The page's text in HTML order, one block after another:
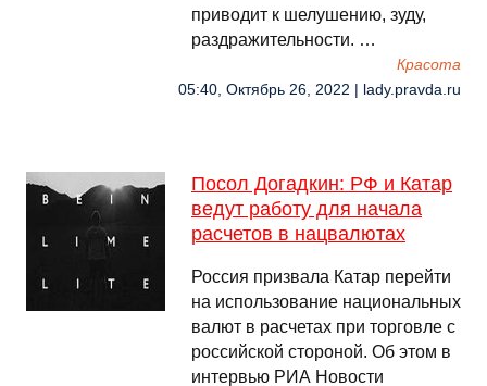
приводит к шелушению, зуду,
раздражительности. …
Красота
05:40, Октябрь 26, 2022 | lady.pravda.ru
Посол Догадкин: РФ и Катар
ведут работу для начала
расчетов в нацвалютах
Россия призвала Катар перейти
на использование национальных
валют в расчетах при торговле с
российской стороной. Об этом в
интервью РИА Новости